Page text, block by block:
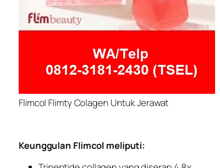
Flimcol Flimty Colagen Untuk Jerawat
Keunggulan Flimcol meliputi: